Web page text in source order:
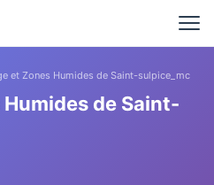
et Zones Humides de Saint-sulpice_mc
de Saint-